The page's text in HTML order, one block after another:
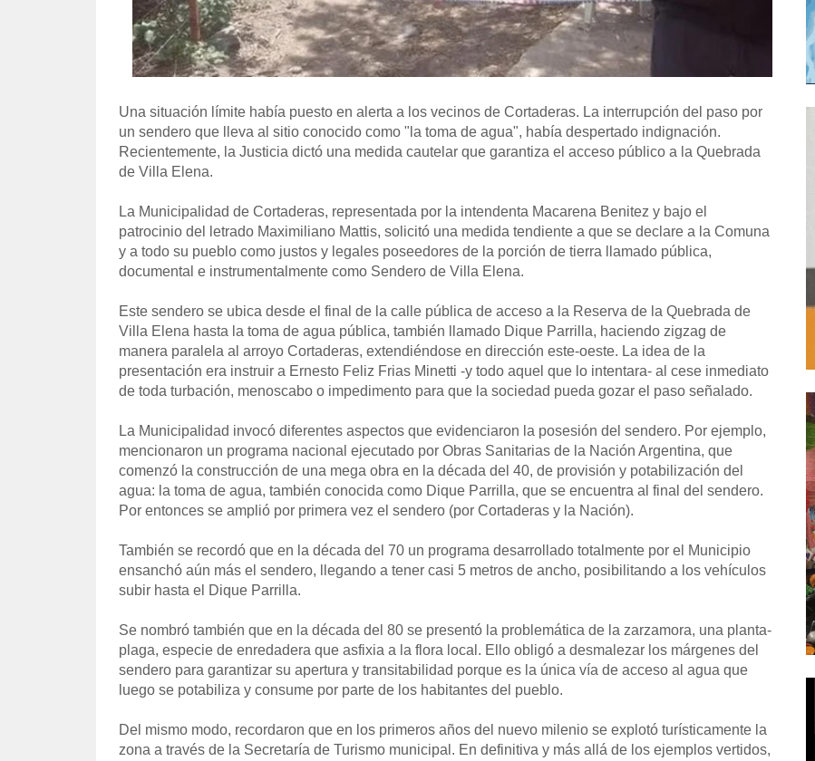
Una situación límite había puesto en alerta a los vecinos de Cortaderas. La interrupción del paso por
un sendero que lleva al sitio conocido como "la toma de agua", había despertado indignación.
Recientemente, la Justicia dictó una medida cautelar que garantiza el acceso público a la Quebrada
de Villa Elena.
La Municipalidad de Cortaderas, representada por la intendenta Macarena Benitez y bajo el
patrocinio del letrado Maximiliano Mattis, solicitó una medida tendiente a que se declare a la Comuna
y a todo su pueblo como justos y legales poseedores de la porción de tierra llamado pública,
documental e instrumentalmente como Sendero de Villa Elena.
Este sendero se ubica desde el final de la calle pública de acceso a la Reserva de la Quebrada de
Villa Elena hasta la toma de agua pública, también llamado Dique Parrilla, haciendo zigzag de
manera paralela al arroyo Cortaderas, extendiéndose en dirección este-oeste. La idea de la
presentación era instruir a Ernesto Feliz Frias Minetti -y todo aquel que lo intentara- al cese inmediato
de toda turbación, menoscabo o impedimento para que la sociedad pueda gozar el paso señalado.
La Municipalidad invocó diferentes aspectos que evidenciaron la posesión del sendero. Por ejemplo,
mencionaron un programa nacional ejecutado por Obras Sanitarias de la Nación Argentina, que
comenzó la construcción de una mega obra en la década del 40, de provisión y potabilización del
agua: la toma de agua, también conocida como Dique Parrilla, que se encuentra al final del sendero.
Por entonces se amplió por primera vez el sendero (por Cortaderas y la Nación).
También se recordó que en la década del 70 un programa desarrollado totalmente por el Municipio
ensanchó aún más el sendero, llegando a tener casi 5 metros de ancho, posibilitando a los vehículos
subir hasta el Dique Parrilla.
Se nombró también que en la década del 80 se presentó la problemática de la zarzamora, una planta-
plaga, especie de enredadera que asfixia a la flora local. Ello obligó a desmalezar los márgenes del
sendero para garantizar su apertura y transitabilidad porque es la única vía de acceso al agua que
luego se potabiliza y consume por parte de los habitantes del pueblo.
Del mismo modo, recordaron que en los primeros años del nuevo milenio se explotó turísticamente la
zona a través de la Secretaría de Turismo municipal. En definitiva y más allá de los ejemplos vertidos,